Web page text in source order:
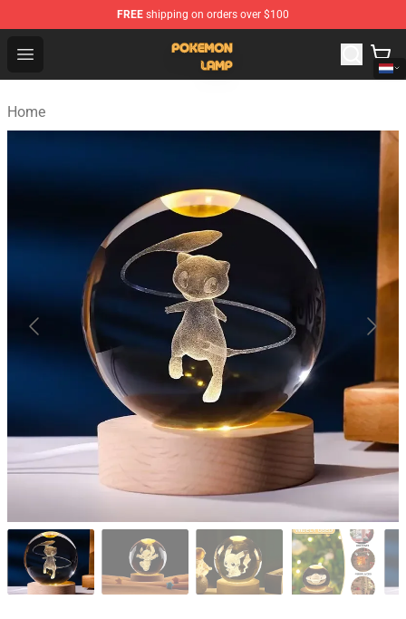
FREE shipping on orders over $100
Open menu
Pokemon Lamp Shop - The Best Store of Pokemon
Home